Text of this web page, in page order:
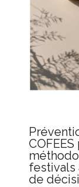
festivals
de